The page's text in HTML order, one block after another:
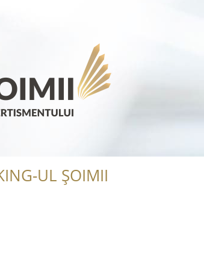
UL ȘOIMII